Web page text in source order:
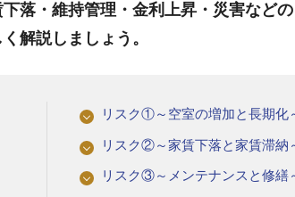
落・維持管理・金利上昇・災害など
解説しましょう。
リスク①～空室の増加と長期化
リスク②～家賃下落と家賃滞納
リスク③～メンテナンスと修繕